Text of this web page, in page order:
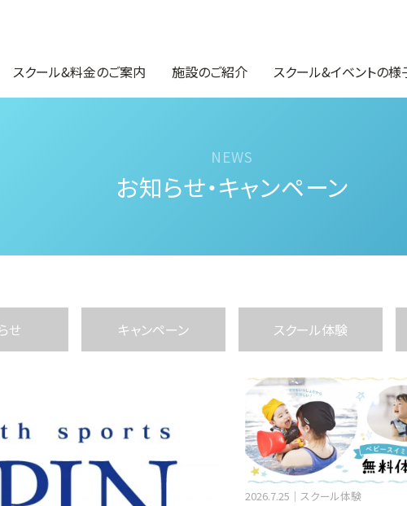
スクール&料金のご案内 施設のご紹介 スクール&イベントの様
お知らせ・キャンペーン
せ キャンペーン スクール体験
2026.7.25
スクール体験